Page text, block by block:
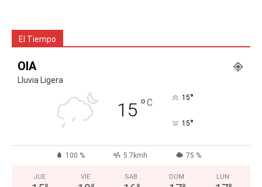
El Tiempo
OIA
Lluvia Ligera
15 °C 15°
15°
100 % 5.7kmh 75 %
JUE VIE SAB DOM LUN